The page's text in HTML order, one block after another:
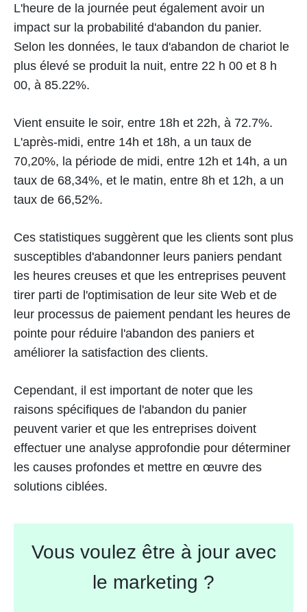
L'heure de la journée peut également avoir un
impact sur la probabilité d'abandon du panier.
Selon les données, le taux d'abandon de chariot le
plus élevé se produit la nuit, entre 22 h 00 et 8 h
00, à 85.22%.
Vient ensuite le soir, entre 18h et 22h, à 72.7%.
L'après-midi, entre 14h et 18h, a un taux de
70,20%, la période de midi, entre 12h et 14h, a un
taux de 68,34%, et le matin, entre 8h et 12h, a un
taux de 66,52%.
Ces statistiques suggèrent que les clients sont plus
susceptibles d'abandonner leurs paniers pendant
les heures creuses et que les entreprises peuvent
tirer parti de l'optimisation de leur site Web et de
leur processus de paiement pendant les heures de
pointe pour réduire l'abandon des paniers et
améliorer la satisfaction des clients.
Cependant, il est important de noter que les
raisons spécifiques de l'abandon du panier
peuvent varier et que les entreprises doivent
effectuer une analyse approfondie pour déterminer
les causes profondes et mettre en œuvre des
solutions ciblées.
Vous voulez être à jour avec
le marketing ?